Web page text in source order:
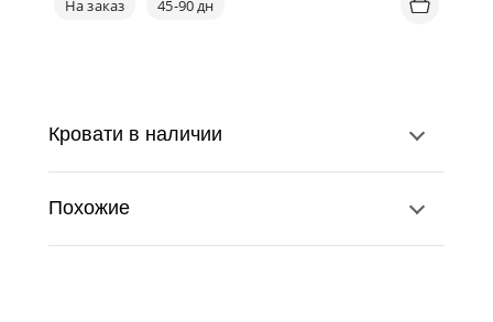
На заказ 45-90 дн
Кровати в наличии
Похожие